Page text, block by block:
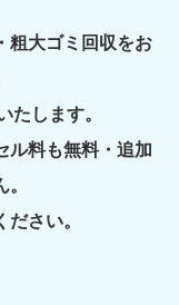
粗大ゴミ回収をお
します。
ル料も無料・追加
さい。